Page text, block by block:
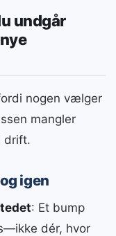
undgår
nogen vælger
mangler
drift.
igen
: Et bump
dér, hvor